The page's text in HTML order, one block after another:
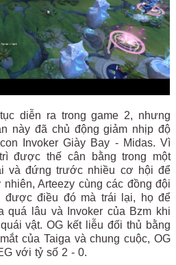
diễn ra trong game 2, nhưng
này đã chủ động giảm nhịp độ
Invoker Giày Bay - Midas. Vì
được thế cân bằng trong một
và đứng trước nhiều cơ hội để
Arteezy cùng các đồng đội
được điều đó mà trái lại, họ để
quá lâu và Invoker của Bzm khi
vật. OG kết liễu đối thủ bằng
của Taiga và chung cuộc, OG
với tỷ số 2 - 0.